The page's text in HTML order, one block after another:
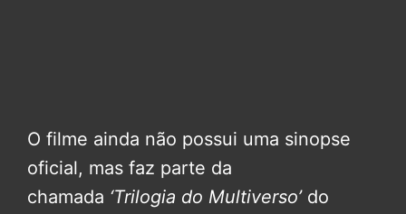
O filme ainda não possui uma sinopse
oficial, mas faz parte da
chamada ‘Trilogia do Multiverso’do